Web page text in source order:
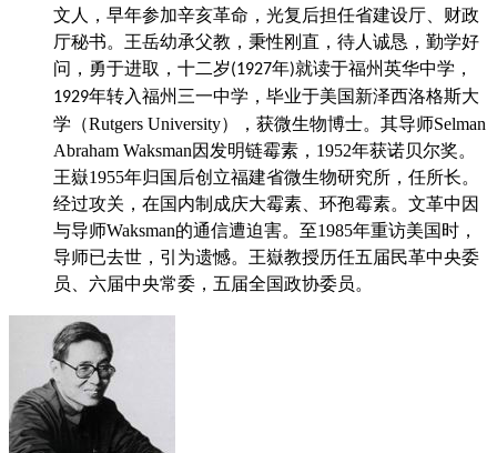
文人，早年参加辛亥革命，光复后担任省建设厅、财政
厅秘书。王岳幼承父教，秉性刚直，待人诚恳，勤学好
问，勇于进取，十二岁(1927年)就读于福州英华中学，
1929年转入福州三一中学， 毕业于美国新泽西洛格斯大
学（Rutgers University），获微生物博士。其导师Selman
Abraham Waksman因发明链霉素，1952年获诺贝尔奖。
王嶽1955年归国后创立福建省微生物研究所，任所长。
经过攻关，在国内制成庆大霉素、环孢霉素。文革中因
与导师Waksman的通信遭迫害。至1985年重访美国时，
导师已去世，引为遗憾。王嶽教授历任五届民革中央委
员、六届中央常委，五届全国政协委员。